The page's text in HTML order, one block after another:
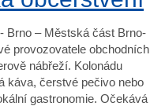
Brno –⁠ Městská část Brno-
provozovatele obchodních
nábřeží. Kolonádu
káva, čerstvé pečivo nebo
gastronomie. Očekává